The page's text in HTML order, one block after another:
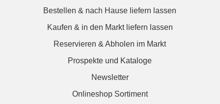
Bestellen & nach Hause liefern lassen
Kaufen & in den Markt liefern lassen
Reservieren & Abholen im Markt
Prospekte und Kataloge
Newsletter
Onlineshop Sortiment